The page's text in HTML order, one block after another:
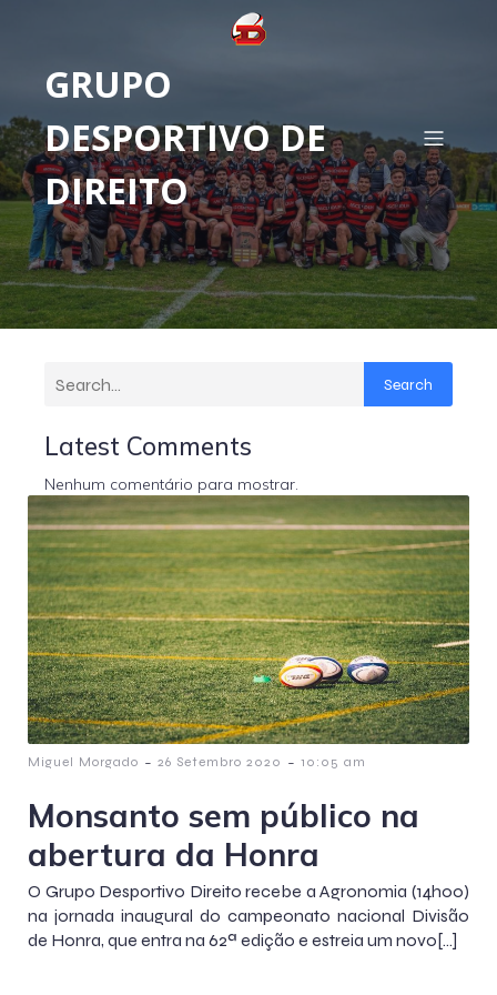
GRUPO
DESPORTIVO DE
DIREITO
Search
Latest Comments
Nenhum comentário para mostrar.
Miguel Morgado - 26 Setembro 2020 - 10:05 am
Monsanto sem público na
abertura da Honra
O Grupo Desportivo Direito recebe a Agronomia (14h00)
na jornada inaugural do campeonato nacional Divisão
de Honra, que entra na 62ª edição e estreia um novo[…]